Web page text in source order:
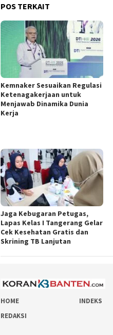
POS TERKAIT
Kemnaker Sesuaikan Regulasi
Ketenagakerjaan untuk
Menjawab Dinamika Dunia
Kerja
Jaga Kebugaran Petugas,
Lapas Kelas I Tangerang Gelar
Cek Kesehatan Gratis dan
Skrining TB Lanjutan
HOME INDEKS
REDAKSI